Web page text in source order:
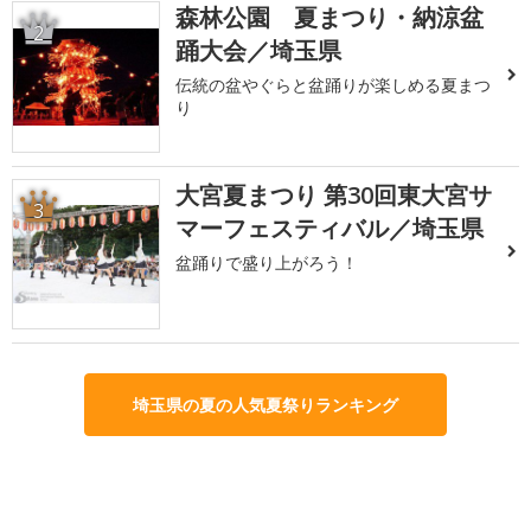
2
森林公園 夏まつり・納涼盆
踊大会／埼玉県
伝統の盆やぐらと盆踊りが楽しめる夏まつ
り
3
大宮夏まつり 第30回東大宮サ
マーフェスティバル／埼玉県
盆踊りで盛り上がろう！
埼玉県の夏の人気夏祭りランキング